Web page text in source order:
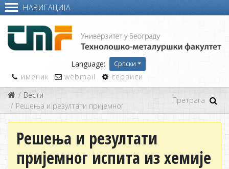
НАВИГАЦИЈА
Language: Српски
именик webmail
сервиси
Вести
Решења и резултати пријемног испита из хемије
Решења и резултати
пријемног испита из хемије